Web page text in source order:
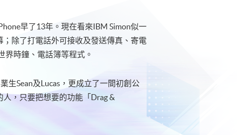
早了13年。現在看來IBM Simon似一
除了打電話外可接收及發送傳真、寄電
界時鐘、電話簿等程式。
生Sean及Lucas，更成立了一間初創公
，只要把想要的功能「Drag &